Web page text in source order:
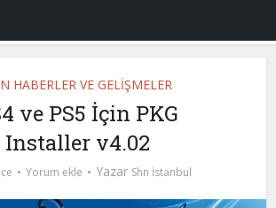
HABERLER VE GELİŞMELER
ve PS5 İçin PKG
Installer v4.02
Yorum ekle Yazar Shn İstanbul